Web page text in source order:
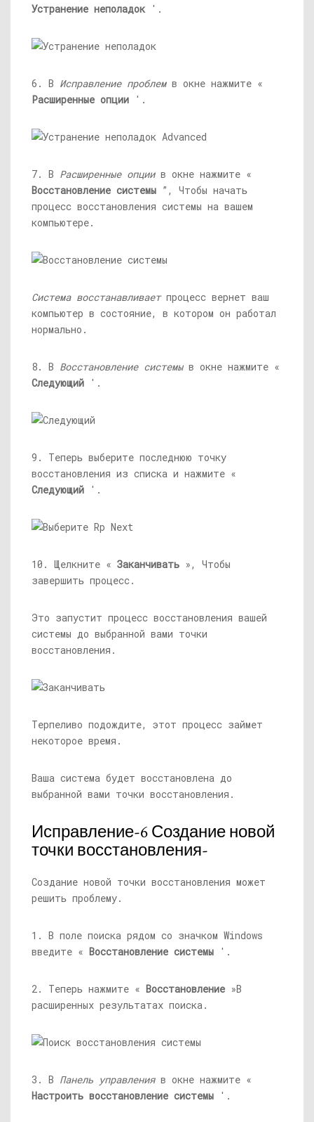
Устранение неполадок '.
6. В Исправление проблемв окне нажмите «
Расширенные опции '.
7. В Расширенные опциив окне нажмите «
Восстановление системы ”, Чтобы начать
процесс восстановления системы на вашем
компьютере.
Система восстанавливаетпроцесс вернет ваш
компьютер в состояние, в котором он работал
нормально.
8. В Восстановление системыв окне нажмите «
Следующий '.
9. Теперь выберите последнюю точку
восстановления из списка и нажмите «
Следующий '.
10. Щелкните « Заканчивать », Чтобы
завершить процесс.
Это запустит процесс восстановления вашей
системы до выбранной вами точки
восстановления.
Терпеливо подождите, этот процесс займет
некоторое время.
Ваша система будет восстановлена ​​до
выбранной вами точки восстановления.
Исправление-6 Создание новой
точки восстановления-
Создание новой точки восстановления может
решить проблему.
1. В поле поиска рядом со значком Windows
введите « Восстановление системы '.
2. Теперь нажмите « Восстановление »В
расширенных результатах поиска.
3. В Панель управленияв окне нажмите «
Настроить восстановление системы '.